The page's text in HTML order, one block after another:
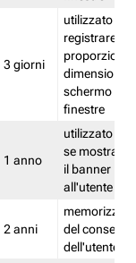
3 giorni
utilizzato per
registrare le
proporzioni
dimensioni
schermo e
finestre
1 anno
utilizzato per
se mostrare
il banner
all'utente
2 anni
memorizza
del
dell'utente